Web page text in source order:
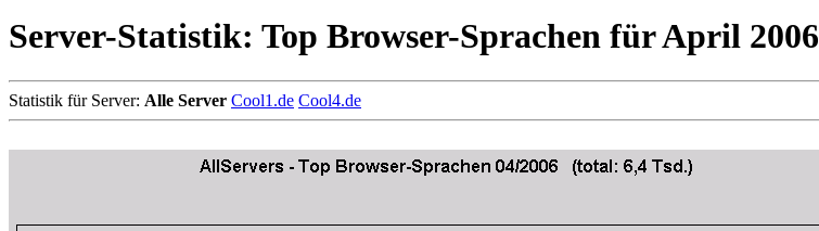
Server-Statistik: Top Browser-Sprachen für April 2006
Statistik für Server: Alle Server Cool1.de Cool4.de